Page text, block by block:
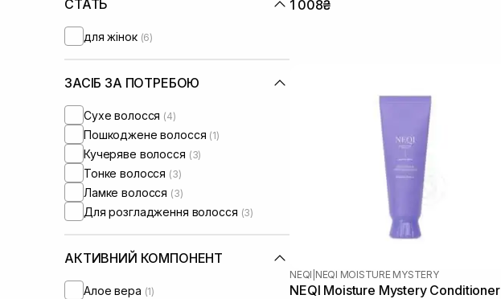
СТАТЬ
для жінок (6)
ЗАСІБ ЗА ПОТРЕБОЮ
Сухе волосся (4)
Пошкоджене волосся (1)
Кучеряве волосся (3)
Тонке волосся (3)
Ламке волосся (3)
Для розгладження волосся (3)
АКТИВНИЙ КОМПОНЕНТ
Алое вера (1)
1 008₴
NEQI NEQI MOISTURE MYSTERY
NEQI Moisture Mystery Conditioner